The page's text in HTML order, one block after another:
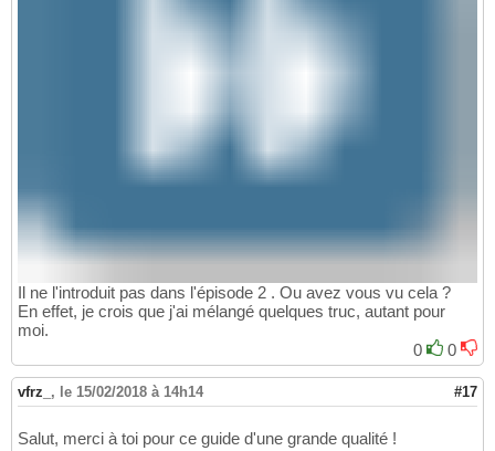
Il ne l'introduit pas dans l'épisode 2 . Ou avez vous vu cela ?
En effet, je crois que j'ai mélangé quelques truc, autant pour
moi.
0
0
vfrz_ , le 15/02/2018 à 14h14 #17
Salut, merci à toi pour ce guide d'une grande qualité !